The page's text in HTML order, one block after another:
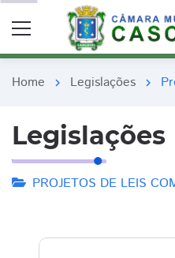
Home chevron_right Legislações chevron_right
Legislações
PROJETOS DE LEIS